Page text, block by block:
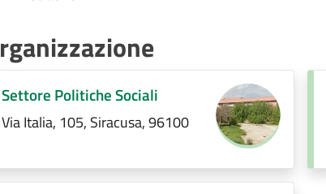
Settore Politiche Sociali
Via Italia, 105, Siracusa, 96100